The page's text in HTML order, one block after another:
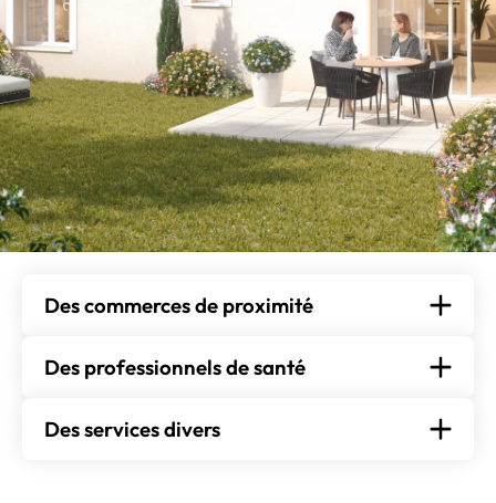
Des commerces de proximité
Des professionnels de santé
Des services divers